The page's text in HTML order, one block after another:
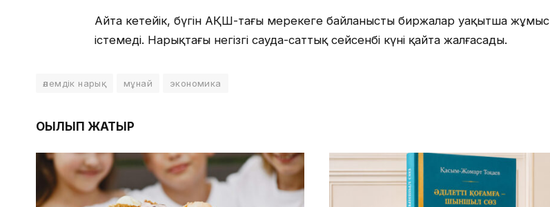
Айта кетейік, бүгін АҚШ-тағы мерекеге байланысты биржалар уақытша жұмыс
істемеді. Нарықтағы негізгі сауда-саттық сейсенбі күні қайта жалғасады.
әлемдік нарық мұнай экономика
ОҚЫЛЫП ЖАТЫР